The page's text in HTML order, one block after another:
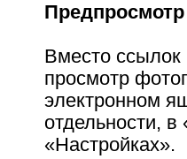
Вместо ссылок
просмотр
электронном
отдельности,
«Настройках».